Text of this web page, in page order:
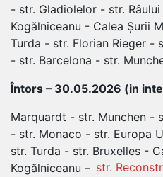
- str. Gladiolelor - str.
Kogălniceanu - Calea Șurii
Turda - str. Florian Rieger -
- str. Barcelona - str.
Întors – 30.05.2026 (in
Marquardt - str. Munchen -
- str. Monaco - str. Europa
str. Turda - str. Bruxelles -
Kogălniceanu – str.